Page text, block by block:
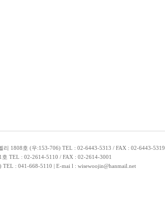
1808호 (우:153-706) TEL : 02-6443-5313 / FAX : 02-6443-5319
TEL : 02-2614-5110 / FAX : 02-2614-3001
: 041-668-5110 | E-mai l : wisewoojin@hanmail.net